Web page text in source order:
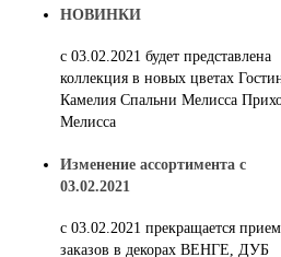
НОВИНКИ
с 03.02.2021 будет представлена
коллекция в новых цветах
Камелия Спальни Мелисса
Мелисса
Изменение ассортимента с
03.02.2021
c 03.02.2021 прекращается прием
заказов в декорах ВЕНГЕ, ДУБ